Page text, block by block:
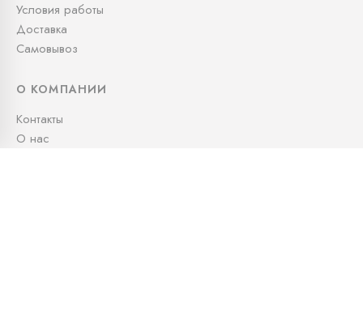
Условия работы
Доставка
Самовывоз
О КОМПАНИИ
Контакты
О нас